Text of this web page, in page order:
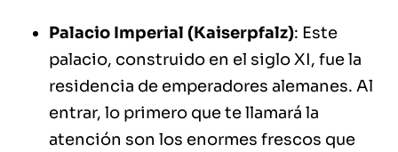
Palacio Imperial (Kaiserpfalz): Este
palacio, construido en el siglo XI, fue la
residencia de emperadores alemanes. Al
entrar, lo primero que te llamará la
atención son los enormes frescos que